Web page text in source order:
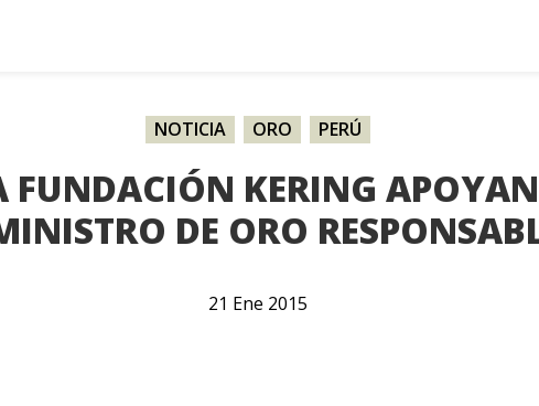
NOTICIA ORO PERÚ
FUNDACIÓN KERING
DE ORO
21 Ene 2015